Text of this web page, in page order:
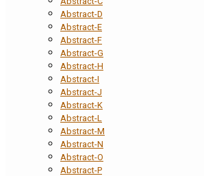
Abstract-D
Abstract-E
Abstract-F
Abstract-G
Abstract-H
Abstract-I
Abstract-J
Abstract-K
Abstract-L
Abstract-M
Abstract-N
Abstract-O
Abstract-P